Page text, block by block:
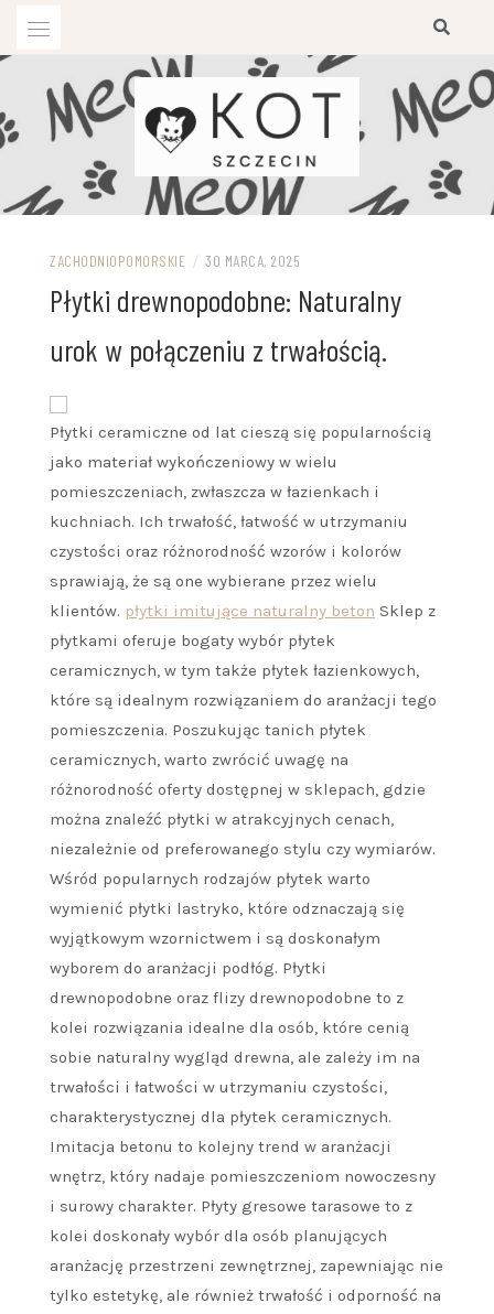
treści
ZACHODNIOPOMORSKIE / 30 MARCA, 2025
Płytki drewnopodobne: Naturalny
urok w połączeniu z trwałością.
Płytki ceramiczne od lat cieszą się popularnością
jako materiał wykończeniowy w wielu
pomieszczeniach, zwłaszcza w łazienkach i
kuchniach. Ich trwałość, łatwość w utrzymaniu
czystości oraz różnorodność wzorów i kolorów
sprawiają, że są one wybierane przez wielu
klientów. płytki imitujące naturalny beton Sklep z
płytkami oferuje bogaty wybór płytek
ceramicznych, w tym także płytek łazienkowych,
które są idealnym rozwiązaniem do aranżacji tego
pomieszczenia. Poszukując tanich płytek
ceramicznych, warto zwrócić uwagę na
różnorodność oferty dostępnej w sklepach, gdzie
można znaleźć płytki w atrakcyjnych cenach,
niezależnie od preferowanego stylu czy wymiarów.
Wśród popularnych rodzajów płytek warto
wymienić płytki lastryko, które odznaczają się
wyjątkowym wzornictwem i są doskonałym
wyborem do aranżacji podłóg. Płytki
drewnopodobne oraz flizy drewnopodobne to z
kolei rozwiązania idealne dla osób, które cenią
sobie naturalny wygląd drewna, ale zależy im na
trwałości i łatwości w utrzymaniu czystości,
charakterystycznej dla płytek ceramicznych.
Imitacja betonu to kolejny trend w aranżacji
wnętrz, który nadaje pomieszczeniom nowoczesny
i surowy charakter. Płyty gresowe tarasowe to z
kolei doskonały wybór dla osób planujących
aranżację przestrzeni zewnętrznej, zapewniając nie
tylko estetykę, ale również trwałość i odporność na